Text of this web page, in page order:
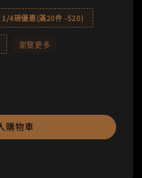
1/4磅優惠(滿20件 -520)
瀏覽更多
購物車